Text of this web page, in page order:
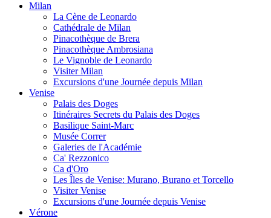
Milan
La Cène de Leonardo
Cathédrale de Milan
Pinacothèque de Brera
Pinacothèque Ambrosiana
Le Vignoble de Leonardo
Visiter Milan
Excursions d'une Journée depuis Milan
Venise
Palais des Doges
Itinéraires Secrets du Palais des Doges
Basilique Saint-Marc
Musée Correr
Galeries de l'Académie
Ca' Rezzonico
Ca d'Oro
Les Îles de Venise: Murano, Burano et Torcello
Visiter Venise
Excursions d'une Journée depuis Venise
Vérone